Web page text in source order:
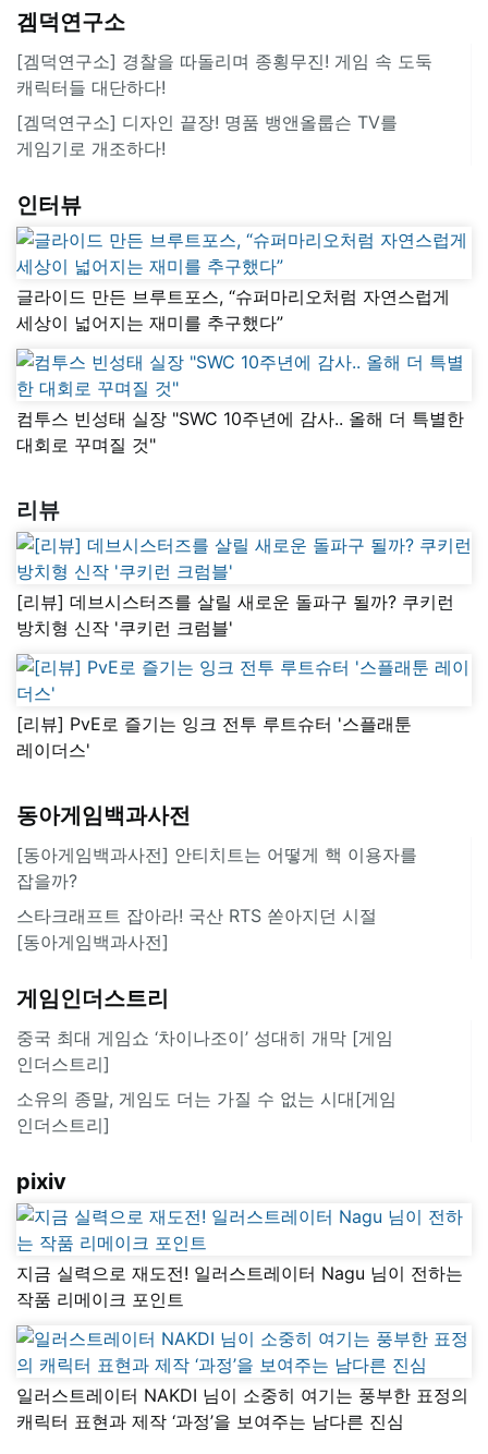
겜덕연구소
[겜덕연구소] 경찰을 따돌리며 종횡무진! 게임 속 도둑
캐릭터들 대단하다!
[겜덕연구소] 디자인 끝장! 명품 뱅앤올룹슨 TV를
게임기로 개조하다!
인터뷰
글라이드 만든 브루트포스, “슈퍼마리오처럼 자연스럽게
세상이 넓어지는 재미를 추구했다”
컴투스 빈성태 실장 "SWC 10주년에 감사.. 올해 더 특별한
대회로 꾸며질 것"
리뷰
[리뷰] 데브시스터즈를 살릴 새로운 돌파구 될까? 쿠키런
방치형 신작 '쿠키런 크럼블'
[리뷰] PvE로 즐기는 잉크 전투 루트슈터 '스플래툰
레이더스'
동아게임백과사전
[동아게임백과사전] 안티치트는 어떻게 핵 이용자를
잡을까?
스타크래프트 잡아라! 국산 RTS 쏟아지던 시절
[동아게임백과사전]
게임인더스트리
중국 최대 게임쇼 ‘차이나조이’ 성대히 개막 [게임
인더스트리]
소유의 종말, 게임도 더는 가질 수 없는 시대[게임
인더스트리]
pixiv
지금 실력으로 재도전! 일러스트레이터 Nagu 님이 전하는
작품 리메이크 포인트
일러스트레이터 NAKDI 님이 소중히 여기는 풍부한 표정의
캐릭터 표현과 제작 ‘과정’을 보여주는 남다른 진심